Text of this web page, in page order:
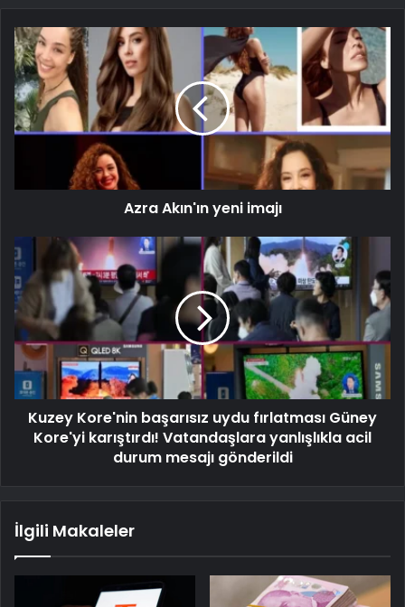
Azra Akın'ın yeni imajı
Kuzey Kore'nin başarısız uydu fırlatması Güney
Kore'yi karıştırdı! Vatandaşlara yanlışlıkla acil
durum mesajı gönderildi
İlgili Makaleler